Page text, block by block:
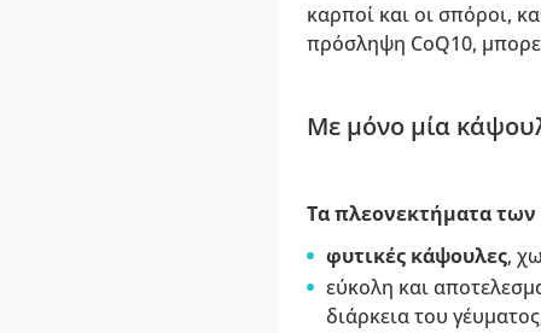
καρποί και οι σπόροι,
πρόσληψη CoQ10,
Με μόνο μία
Τα πλεονεκτήματα
φυτικές κάψουλες,
εύκολη και
διάρκεια του